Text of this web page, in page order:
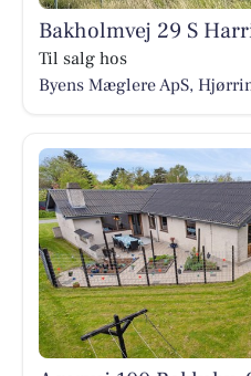
Bakholmvej 29 S
Til salg hos
Byens Mæglere ApS,